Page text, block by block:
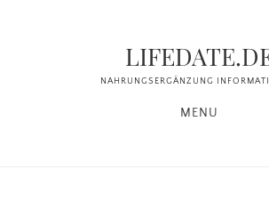
NAHRUNGSERGÄNZUNG
MENU